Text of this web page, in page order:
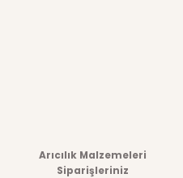
Arıcılık Malzemeleri
Siparişleriniz